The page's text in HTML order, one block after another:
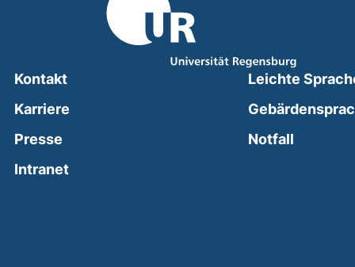
Kontakt
Karriere
Presse
Intranet(external link, opens in a new window)
Leichte
Notfall